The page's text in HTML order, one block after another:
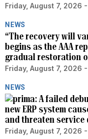
Friday, August 7, 2026 -
NEWS
“The recovery will
begins as the AAA
gradual restoration
Friday, August 7, 2026
NEWS
A failed
new ERP system
and threaten service
Friday, August 7, 2026